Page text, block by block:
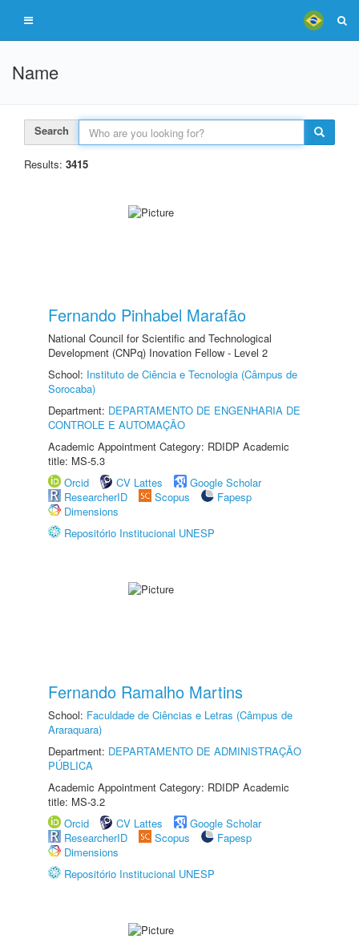
Name
Search
Results: 3415
Fernando Pinhabel Marafão
National Council for Scientific and Technological
Development (CNPq) Inovation Fellow - Level 2
School: Instituto de Ciência e Tecnologia (Câmpus de
Sorocaba)
Department: DEPARTAMENTO DE ENGENHARIA DE
CONTROLE E AUTOMAÇÃO
Academic Appointment Category: RDIDP Academic
title: MS-5.3
Orcid
CV Lattes
Google Scholar
ResearcherID
Scopus
Fapesp
Dimensions
Repositório Institucional UNESP
Fernando Ramalho Martins
School: Faculdade de Ciências e Letras (Câmpus de
Araraquara)
Department: DEPARTAMENTO DE ADMINISTRAÇÃO
PÚBLICA
Academic Appointment Category: RDIDP Academic
title: MS-3.2
Orcid
CV Lattes
Google Scholar
ResearcherID
Scopus
Fapesp
Dimensions
Repositório Institucional UNESP